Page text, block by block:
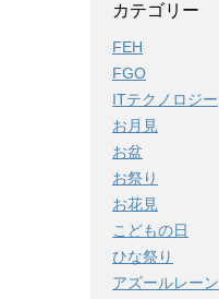
カテゴリー
FEH
FGO
ITテクノロジー
お月見
お盆
お祭り
お花見
こどもの日
ひな祭り
アズールレーン